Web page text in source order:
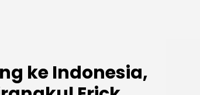
ke Indonesia,